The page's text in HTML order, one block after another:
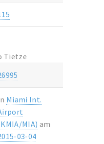
Tietze
Miami Int.
MIA) am
03-04